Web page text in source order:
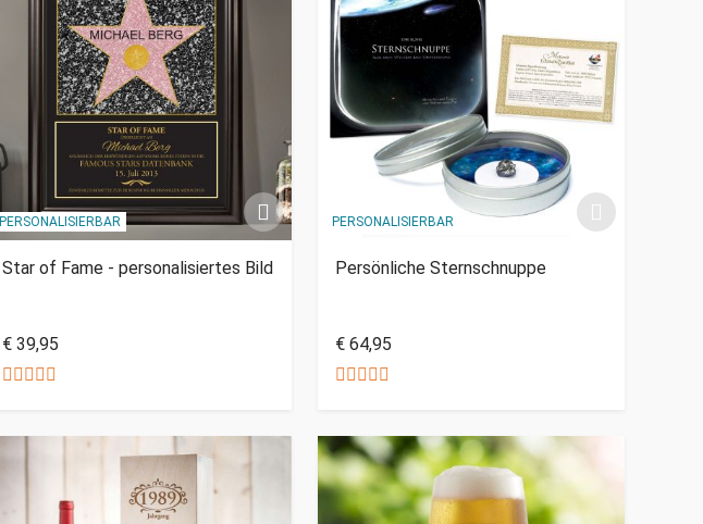
PERSONALISIERBAR
Star of Fame - personalisiertes Bild
€ 39,95
PERSONALISIERBAR
Persönliche Sternschnuppe
€ 64,95